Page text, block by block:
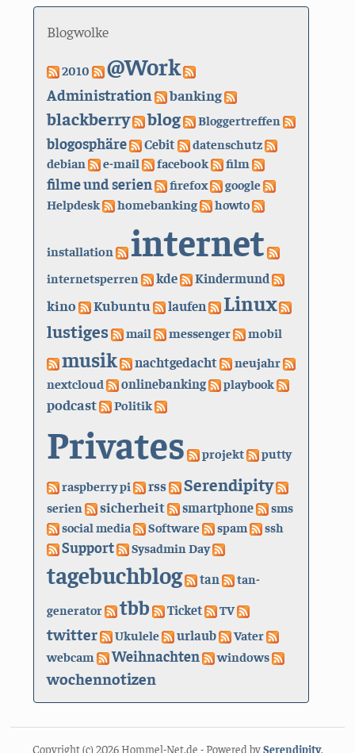
Blogwolke
2010 @Work
Administration banking
blackberry blog Bloggertreffen
blogosphäre Cebit datenschutz
debian e-mail facebook film
filme und serien firefox
google
Helpdesk
homebanking howto
installation internet
internetsperren kde Kindermund
kino Kubuntu laufen Linux
lustiges mail messenger mobil
musik nachtgedacht neujahr
nextcloud onlinebanking playbook
podcast Politik
Privates projekt putty
raspberry pi rss Serendipity
serien sicherheit smartphone
sms
social media
Software spam ssh
Support Sysadmin Day
tagebuchblog tan
tan-
generator
tbb Ticket TV
twitter Ukulele urlaub
Vater
webcam
Weihnachten windows
wochennotizen
Copyright (c) 2026 Hommel-Net.de - Powered bySerendipity.